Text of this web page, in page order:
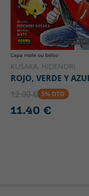
Capa mole ou bolso
KUSAKA, HIDENORI
ROJO, VERDE Y
12.00 € 5% DTO
11.40 €